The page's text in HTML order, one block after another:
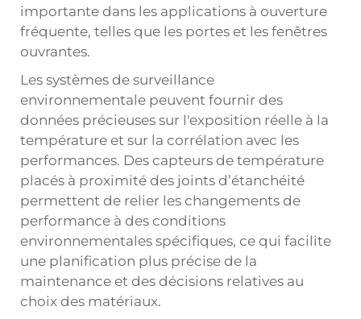
importante dans les applications à ouverture
fréquente, telles que les portes et les fenêtres
ouvrantes.
Les systèmes de surveillance
environnementale peuvent fournir des
données précieuses sur l'exposition réelle à la
température et sur la corrélation avec les
performances. Des capteurs de température
placés à proximité des joints d’étanchéité
permettent de relier les changements de
performance à des conditions
environnementales spécifiques, ce qui facilite
une planification plus précise de la
maintenance et des décisions relatives au
choix des matériaux.